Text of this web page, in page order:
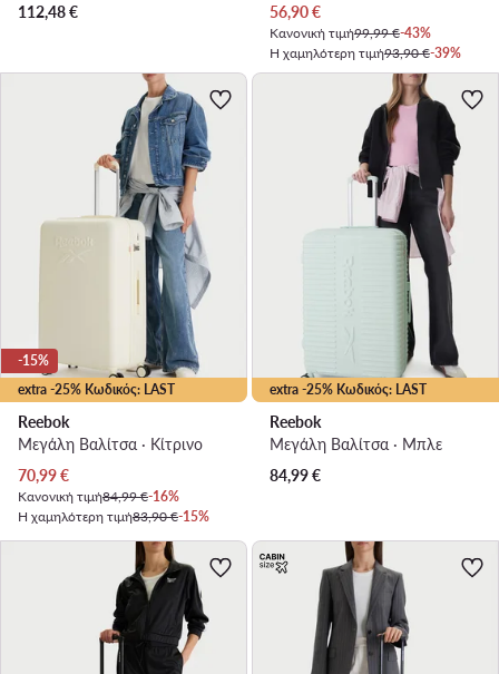
112,48€
Τρέχουσα τιμή
56,90€
Κανονική τιμή99,99 €-43%
Η χαμηλότερη τιμή93,90 €-39%
extra -25% Κωδικός: LAST
-15%
Reebok
Μεγάλη Βαλίτσα · Κίτρινο
Τρέχουσα τιμή
70,99€
Κανονική τιμή84,99 €-16%
Η χαμηλότερη τιμή83,90 €-15%
extra -25% Κωδικός: LAST
Reebok
Μεγάλη Βαλίτσα · Μπλε
84,99€